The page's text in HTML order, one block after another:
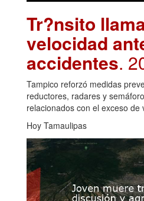
Tr?nsito
velocidad
accidentes.
Tampico reforzó medidas
reductores, radares y
relacionados con el exceso de
Hoy Tamaulipas